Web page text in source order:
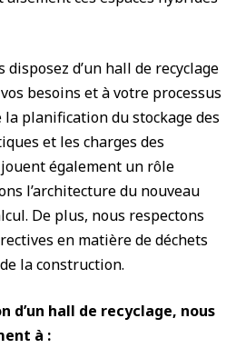
disposez d’un hall de recyclage
besoins et à votre processus
planification du stockage des
et les charges des
également un rôle
l’architecture du nouveau
De plus, nous respectons
en matière de déchets
la construction.
d’un hall de recyclage, nous
à :